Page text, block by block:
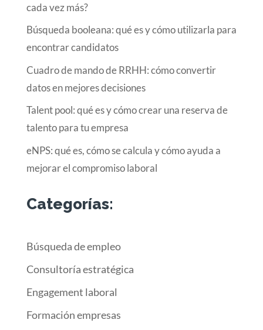
cada vez más?
Búsqueda booleana: qué es y cómo utilizarla para
encontrar candidatos
Cuadro de mando de RRHH: cómo convertir
datos en mejores decisiones
Talent pool: qué es y cómo crear una reserva de
talento para tu empresa
eNPS: qué es, cómo se calcula y cómo ayuda a
mejorar el compromiso laboral
Categorías:
Búsqueda de empleo
Consultoría estratégica
Engagement laboral
Formación empresas